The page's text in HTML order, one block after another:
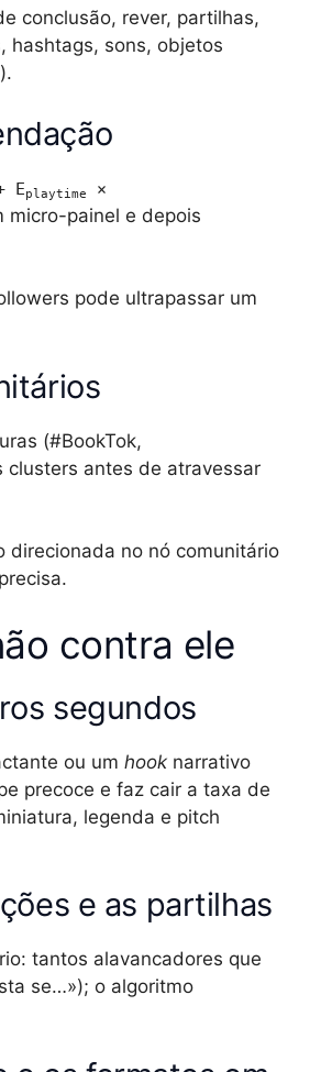
conclusão, rever, partilhas,
hashtags, sons, objetos
Eplaytime
×
micro-painel e depois
pode ultrapassar um
(#BookTok,
antes de atravessar
direcionada no nó comunitário
precisa.
contra ele
segundos
ou um hook narrativo
precoce e faz cair a taxa de
legenda e pitch
e as partilhas
tantos alavancadores que
se…»); o algoritmo